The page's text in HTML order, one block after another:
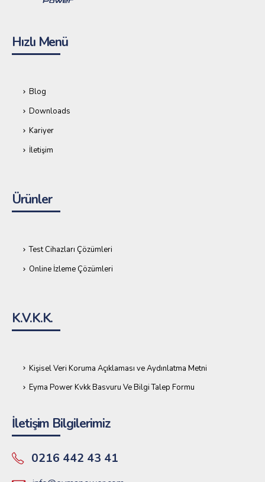
Hızlı Menü
Blog
Downloads
Kariyer
İletişim
Ürünler
Test Cihazları Çözümleri
Online İzleme Çözümleri
K.V.K.K.
Kişisel Veri Koruma Açıklaması ve Aydınlatma Metni
Eyma Power Kvkk Basvuru Ve Bilgi Talep Formu
İletişim Bilgilerimiz
0216 442 43 41